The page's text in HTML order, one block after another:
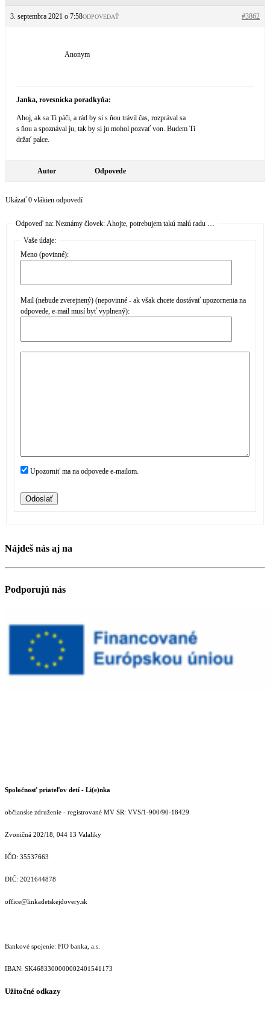
3. septembra 2021 o 7:58 #3862
ODPOVEDAŤ
Anonym
Janka, rovesnícka poradkyňa:
Ahoj, ak sa Ti páči, a rád by si s ňou trávil čas, rozprával sa
s ňou a spoznával ju, tak by si ju mohol pozvať von. Budem Ti
držať palce.
Autor Odpovede
Ukázať 0 vlákien odpovedí
Odpoveď na: Neznámy človek: Ahojte, potrebujem takú malú radu …
Vaše údaje:
Meno (povinné):
Mail (nebude zverejnený) (nepovinné - ak však chcete dostávať upozornenia na
odpovede, e-mail musí byť vyplnený):
Upozorniť ma na odpovede e-mailom.
Odoslať
Nájdeš nás aj na
Podporujú nás
Spoločnosť priateľov detí - Li(e)nka
občianske združenie - registrované MV SR: VVS/1-900/90-18429
Zvoničná 202/18, 044 13 Valaliky
IČO: 35537663
DIČ: 2021644878
office@linkadetskejdovery.sk
Bankové spojenie: FIO banka, a.s.
IBAN: SK46833000000­02401541173
Užitočné odkazy